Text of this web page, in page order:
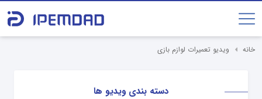
خانه ویدیو تعمیرات لوازم بازی
دسته بندی ویدیو ها